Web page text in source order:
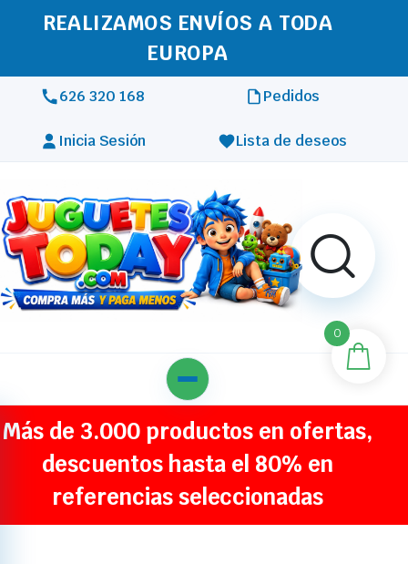
REALIZAMOS ENVÍOS A TODA
EUROPA
626 320 168 Pedidos
Inicia Sesión Lista de deseos
Más de 3.000 productos en ofertas,
descuentos hasta el 80% en
referencias seleccionadas
0